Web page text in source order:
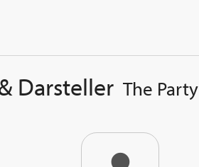
Darsteller The Party